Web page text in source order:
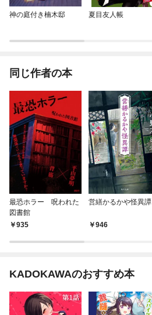
神の庭付き楠木邸 夏目友人帳
同じ作者の本
最恐ホラー 呪われた
図書館
935
営繕かるかや怪異譚
946
KADOKAWAのおすすめ本